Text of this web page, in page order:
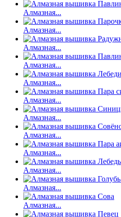
Алмазная...
Алмазная...
Алмазная...
Алмазная...
Алмазная...
Алмазная...
Алмазная...
Алмазная...
Алмазная...
Алмазная...
Алмазная...
Алмазная...